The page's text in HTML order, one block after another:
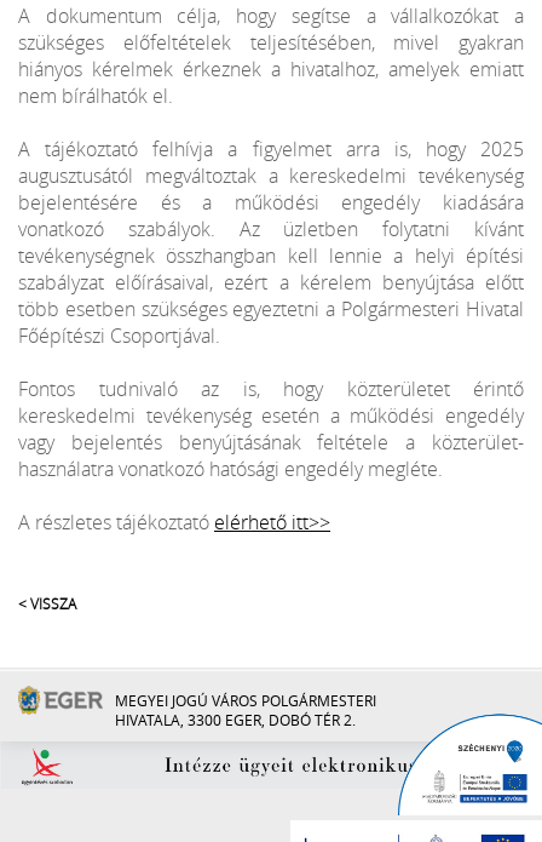
A dokumentum célja, hogy segítse a vállalkozókat a
szükséges előfeltételek teljesítésében, mivel gyakran
hiányos kérelmek érkeznek a hivatalhoz, amelyek emiatt
nem bírálhatók el.
A tájékoztató felhívja a figyelmet arra is, hogy 2025
augusztusától megváltoztak a kereskedelmi tevékenység
bejelentésére és a működési engedély kiadására
vonatkozó szabályok. Az üzletben folytatni kívánt
tevékenységnek összhangban kell lennie a helyi építési
szabályzat előírásaival, ezért a kérelem benyújtása előtt
több esetben szükséges egyeztetni a Polgármesteri Hivatal
Főépítészi Csoportjával.
Fontos tudnivaló az is, hogy közterületet érintő
kereskedelmi tevékenység esetén a működési engedély
vagy bejelentés benyújtásának feltétele a közterület-
használatra vonatkozó hatósági engedély megléte.
A részletes tájékoztató elérhető itt>>
< VISSZA
MEGYEI JOGÚ VÁROS POLGÁRMESTERI
HIVATALA, 3300 EGER, DOBÓ TÉR 2.